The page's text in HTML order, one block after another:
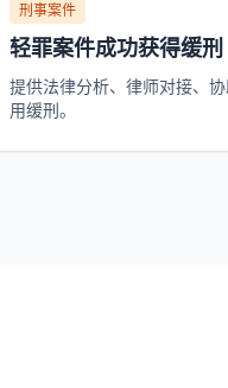
刑事案件
轻罪案件成功获得缓刑
提供法律分析、律师对接、
用缓刑。